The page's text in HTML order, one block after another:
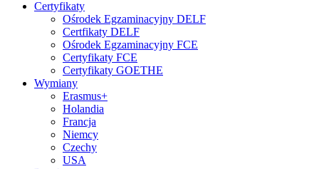
Certyfikaty
Ośrodek Egzaminacyjny DELF
Certfikaty DELF
Ośrodek Egzaminacyjny FCE
Certyfikaty FCE
Certyfikaty GOETHE
Wymiany
Erasmus+
Holandia
Francja
Niemcy
Czechy
USA